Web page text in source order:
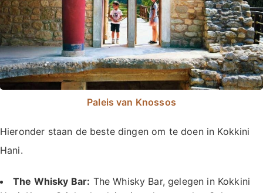
Paleis van Knossos
Hieronder staan de beste dingen om te doen in Kokkini
Hani.
The Whisky Bar: The Whisky Bar, gelegen in Kokkini